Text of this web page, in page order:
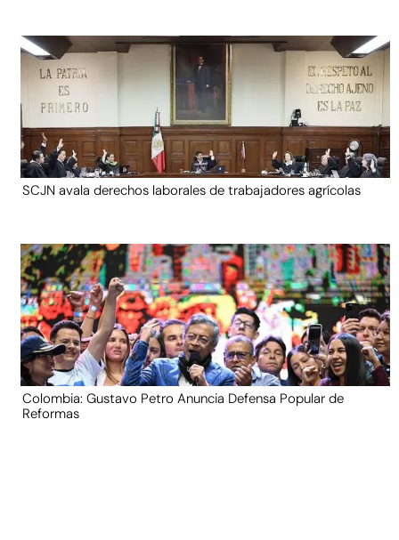
SCJN avala derechos laborales de trabajadores agrícolas
Colombia: Gustavo Petro Anuncia Defensa Popular de
Reformas